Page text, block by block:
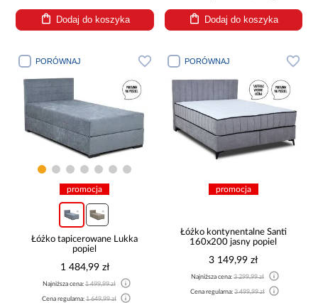
Dodaj do koszyka Dodaj do koszyka
PORÓWNAJ
promocja
Łóżko tapicerowane Lukka
popiel
1 484,99 zł
Najniższa cena: 1 499,99 zł
Cena regularna: 1 649,99 zł
PORÓWNAJ
promocja
Łóżko kontynentalne Santi
160x200 jasny popiel
3 149,99 zł
Najniższa cena:3 299,99 zł
Cena regularna:3 499,99 zł